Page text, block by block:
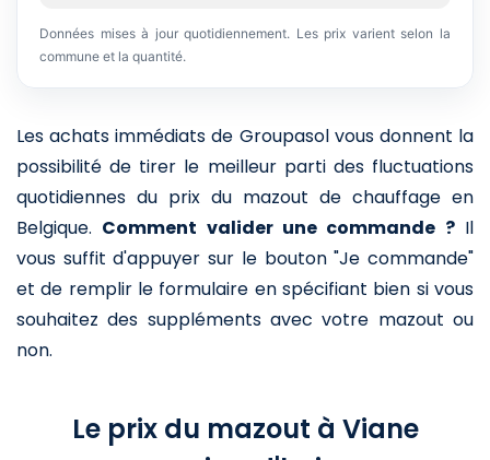
Données mises à jour quotidiennement. Les prix varient selon la
commune et la quantité.
Les achats immédiats de Groupasol vous donnent la
possibilité de tirer le meilleur parti des fluctuations
quotidiennes du prix du mazout de chauffage en
Belgique. Comment valider une commande ?Il
vous suffit d'appuyer sur le bouton "Je commande"
et de remplir le formulaire en spécifiant bien si vous
souhaitez des suppléments avec votre mazout ou
non.
Le prix du mazout à Viane